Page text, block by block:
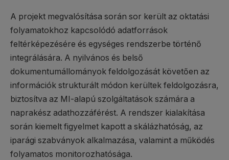
A projekt megvalósítása során sor került az oktatási
folyamatokhoz kapcsolódó adatforrások
feltérképezésére és egységes rendszerbe történő
integrálására. A nyilvános és belső
dokumentumállományok feldolgozását követően az
információk strukturált módon kerültek feldolgozásra,
biztosítva az MI-alapú szolgáltatások számára a
naprakész adathozzáférést. A rendszer kialakítása
során kiemelt figyelmet kapott a skálázhatóság, az
iparági szabványok alkalmazása, valamint a működés
folyamatos monitorozhatósága.